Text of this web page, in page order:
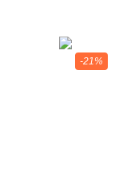
-21%